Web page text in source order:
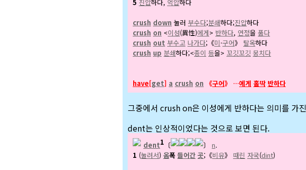
5 진압하다, 억압하다
crush down 눌러 부수다;분쇄하다;진압하다
crush on <이성(異性)에게> 반하다, 연정을 품다
crush out 부수고 나가다;《미·구어》 탈옥하다
crush up 분쇄하다;<종이 등을> 꼬깃꼬깃 뭉치다
have[get] a crush on 《구어》 …에게 홀딱 반하다
그중에서 crush on은 이성에게 반하다는 의미를 가
dent는 인상적이었다는 것으로 보면 된다.
dent1 〔 〕 n.
1 (눌려서) 옴폭 들어간 곳;《비유》 때린 자국(dint)